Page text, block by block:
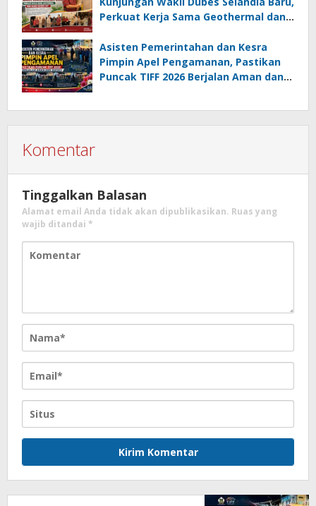
Perkuat Kerja Sama Geothermal dan
Asisten Pemerintahan dan Kesra
Pimpin Apel Pengamanan, Pastikan
Puncak TIFF 2026 Berjalan Aman dan
Komentar
Tinggalkan Balasan
Alamat email Anda tidak akan dipublikasikan. Ruas yang
wajib ditandai *